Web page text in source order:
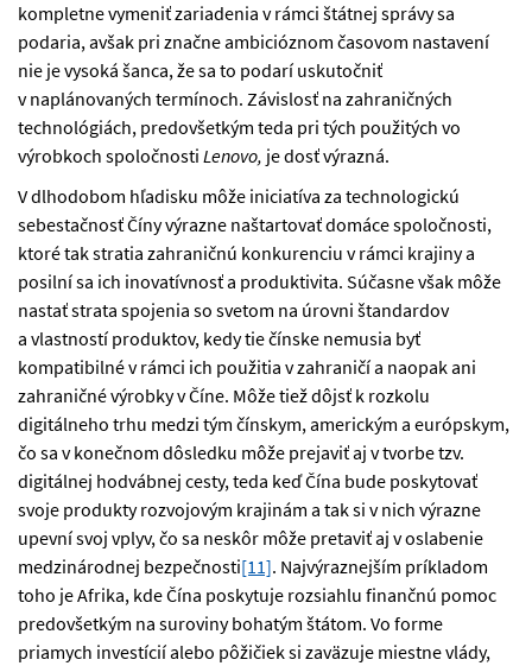
kompletne vymeniť zariadenia v rámci štátnej správy sa
podaria, avšak pri značne ambicióznom časovom nastavení
nie je vysoká šanca, že sa to podarí uskutočniť
v naplánovaných termínoch. Závislosť na zahraničných
technológiách, predovšetkým teda pri tých použitých vo
výrobkoch spoločnosti Lenovo, je dosť výrazná.
V dlhodobom hľadisku môže iniciatíva za technologickú
sebestačnosť Číny výrazne naštartovať domáce spoločnosti,
ktoré tak stratia zahraničnú konkurenciu v rámci krajiny a
posilní sa ich inovatívnosť a produktivita. Súčasne však môže
nastať strata spojenia so svetom na úrovni štandardov
a vlastností produktov, kedy tie čínske nemusia byť
kompatibilné v rámci ich použitia v zahraničí a naopak ani
zahraničné výrobky v Číne. Môže tiež dôjsť k rozkolu
digitálneho trhu medzi tým čínskym, americkým a európskym,
čo sa v konečnom dôsledku môže prejaviť aj v tvorbe tzv.
digitálnej hodvábnej cesty, teda keď Čína bude poskytovať
svoje produkty rozvojovým krajinám a tak si v nich výrazne
upevní svoj vplyv, čo sa neskôr môže pretaviť aj v oslabenie
medzinárodnej bezpečnosti[11]. Najvýraznejším príkladom
toho je Afrika, kde Čína poskytuje rozsiahlu finančnú pomoc
predovšetkým na suroviny bohatým štátom. Vo forme
priamych investícií alebo pôžičiek si zaväzuje miestne vlády,